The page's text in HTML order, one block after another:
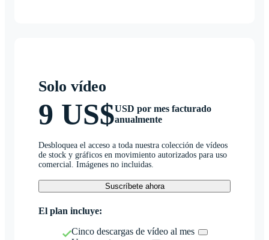
Solo vídeo
9 US$USD por mes facturado
anualmente
Desbloquea el acceso a toda nuestra colección de vídeos
de stock y gráficos en movimiento autorizados para uso
comercial. Imágenes no incluidas.
Suscríbete ahora
El plan incluye:
Cinco descargas de vídeo al mes